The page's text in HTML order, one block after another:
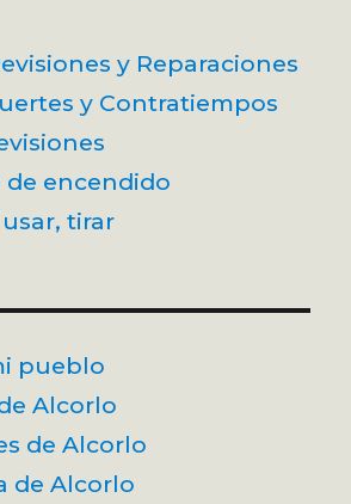
y Reparaciones
y Contratiempos
de encendido
tirar
pueblo
Alcorlo
de Alcorlo
de Alcorlo